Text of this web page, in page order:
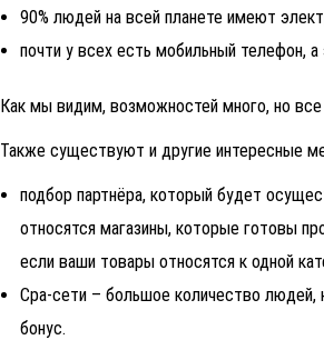
90% людей на всей планете имеют
почти у всех есть мобильный телефон,
Как мы видим, возможностей много, но
Также существуют и другие интересные
подбор партнёра, который будет
относятся магазины, которые готовы
если ваши товары относятся к одной
Сра-сети – большое количество людей,
бонус.